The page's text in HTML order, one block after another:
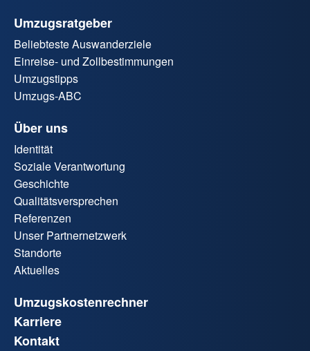
Umzugsratgeber
Beliebteste Auswanderziele
Einreise- und Zollbestimmungen
Umzugstipps
Umzugs-ABC
Über uns
Identität
Soziale Verantwortung
Geschichte
Qualitätsversprechen
Referenzen
Unser Partnernetzwerk
Standorte
Aktuelles
Umzugskostenrechner
Karriere
Kontakt